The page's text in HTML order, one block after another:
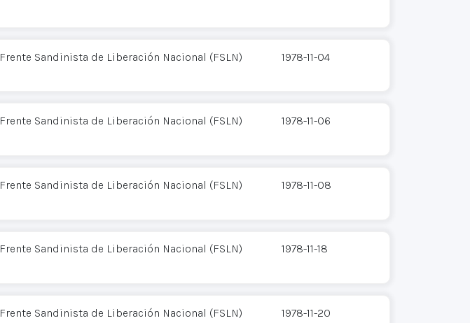
Frente Sandinista de Liberación Nacional (FSLN) 1978-11-04
Frente Sandinista de Liberación Nacional (FSLN) 1978-11-06
Frente Sandinista de Liberación Nacional (FSLN) 1978-11-08
Frente Sandinista de Liberación Nacional (FSLN) 1978-11-18
Frente Sandinista de Liberación Nacional (FSLN) 1978-11-20